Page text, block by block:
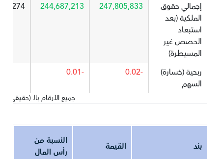
إجمالي حقوق
الملكية (بعد
استبعاد
الحصص غير
المسيطرة)
247,805,833
244,687,213
1.274
ربحية (خسارة)
السهم
-0.02
-0.01
جميع الأرقام بالـ (حقيقي)
بند القيمة
النسبة من
رأس المال